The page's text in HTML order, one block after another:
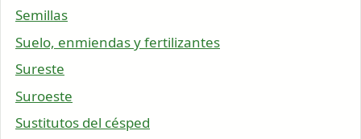
Semillas
Suelo, enmiendas y fertilizantes
Sureste
Suroeste
Sustitutos del césped